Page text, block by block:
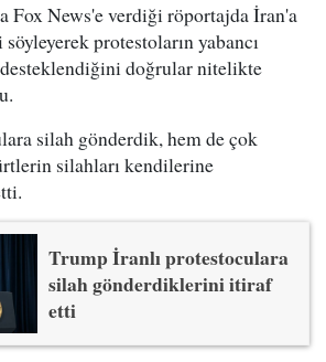
Fox News'e verdiği röportajda İran'a
protestoların yabancı
doğrular nitelikte
silah gönderdik, hem de çok
silahları kendilerine
Trump İranlı protestoculara
silah gönderdiklerini itiraf
etti